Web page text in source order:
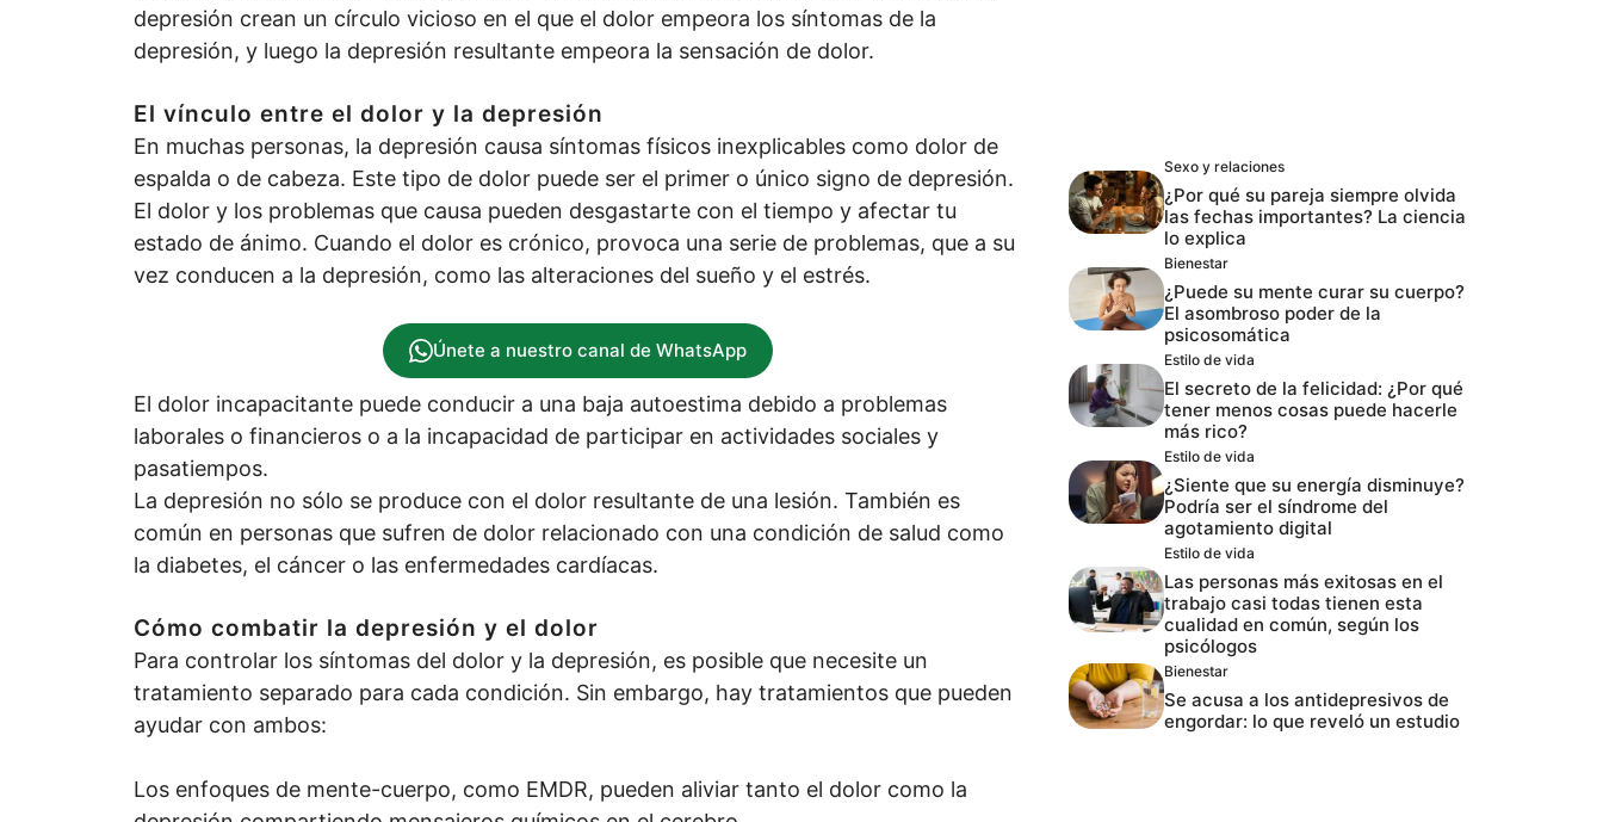
depresión crean un círculo vicioso en el que el dolor empeora los síntomas de la
depresión, y luego la depresión resultante empeora la sensación de dolor.
El vínculo entre el dolor y la depresión
En muchas personas, la depresión causa síntomas físicos inexplicables como dolor de
espalda o de cabeza. Este tipo de dolor puede ser el primer o único signo de depresión.
El dolor y los problemas que causa pueden desgastarte con el tiempo y afectar tu
estado de ánimo. Cuando el dolor es crónico, provoca una serie de problemas, que a su
vez conducen a la depresión, como las alteraciones del sueño y el estrés.
Únete a nuestro canal de WhatsApp
El dolor incapacitante puede conducir a una baja autoestima debido a problemas
laborales o financieros o a la incapacidad de participar en actividades sociales y
pasatiempos.
La depresión no sólo se produce con el dolor resultante de una lesión. También es
común en personas que sufren de dolor relacionado con una condición de salud como
la diabetes, el cáncer o las enfermedades cardíacas.
Cómo combatir la depresión y el dolor
Para controlar los síntomas del dolor y la depresión, es posible que necesite un
tratamiento separado para cada condición. Sin embargo, hay tratamientos que pueden
ayudar con ambos:
Los enfoques de mente-cuerpo, como EMDR, pueden aliviar tanto el dolor como la
Sexo y relaciones
¿Por qué su pareja siempre olvida
las fechas importantes? La ciencia
lo explica
Bienestar
¿Puede su mente curar su cuerpo?
El asombroso poder de la
psicosomática
Estilo de vida
El secreto de la felicidad: ¿Por qué
tener menos cosas puede hacerle
más rico?
Estilo de vida
¿Siente que su energía disminuye?
Podría ser el síndrome del
agotamiento digital
Estilo de vida
Las personas más exitosas en el
trabajo casi todas tienen esta
cualidad en común, según los
psicólogos
Bienestar
Se acusa a los antidepresivos de
engordar: lo que reveló un estudio